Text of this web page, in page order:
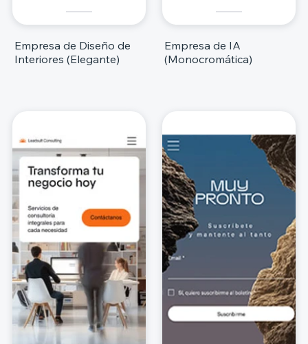
Empresa de Diseño de
Interiores (Elegante)
Empresa de IA
(Monocromática)